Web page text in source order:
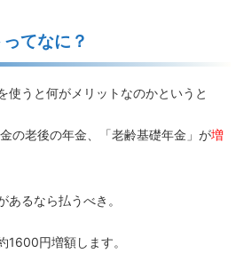
てなに？
使うと何がメリットなのかというと
の老後の年金、「老齢基礎年金」が増
るなら払うべき。
1600円増額します。